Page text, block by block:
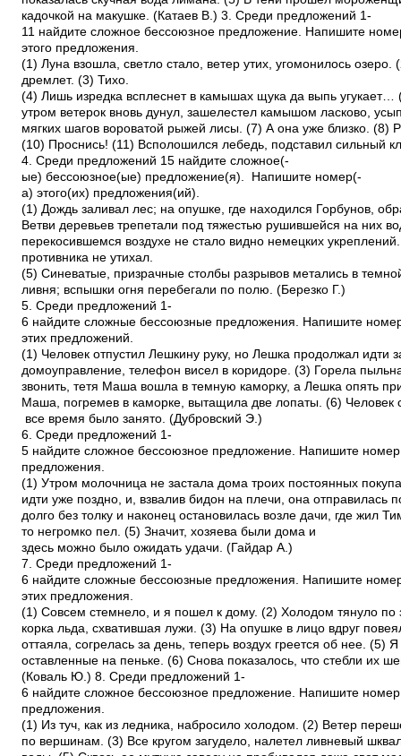
кадочкой на макушке. (Катаев В.) 3. Среди предложений 1­
11 найдите сложное бессоюзное предложение. Напишите
этого предложения.
(1) Луна взошла, светло стало, ветер утих, угомонилось
дремлет. (3) Тихо.
(4) Лишь изредка всплеснет в камышах щука да выпь
утром ветерок вновь дунул, зашелестел камышом ласково,
мягких шагов вороватой рыжей лисы. (7) А она уже близко.
(10) Проснись! (11) Всполошился лебедь, подставил сильный
4. Среди предложений 1­5 найдите сложное(­
ые) бессоюзное(­ые) предложение(­я). Напишите номер(­
а) этого(­их) предложения(­ий).
(1) Дождь заливал лес; на опушке, где находился Горбунов,
Ветви деревьев трепетали под тяжестью рушившейся на них
перекосившемся воздухе не стало видно немецких
противника не утихал.
(5) Синеватые, призрачные столбы разрывов метались в
ливня; вспышки огня перебегали по полю. (Березко Г.)
5. Среди предложений 1­
6 найдите сложные бессоюзные предложения. Напишите
этих предложений.
(1) Человек отпустил Лешкину руку, но Лешка продолжал
домоуправление, телефон висел в коридоре. (3) Горела
звонить, тетя Маша вошла в темную каморку, а Лешка опять
Маша, погремев в каморке, вытащила две лопаты. (6) Человек
все время было занято. (Дубровский Э.)
6. Среди предложений 1­
5 найдите сложное бессоюзное предложение. Напишите номер
предложения.
(1) Утром молочница не застала дома троих постоянных
идти уже поздно, и, взвалив бидон на плечи, она отправилась
долго без толку и наконец остановилась возле дачи, где жил
то негромко пел. (5) Значит, хозяева были дома и
здесь можно было ожидать удачи. (Гайдар А.)
7. Среди предложений 1­
6 найдите сложные бессоюзные предложения. Напишите
этих предложения.
(1) Совсем стемнело, и я пошел к дому. (2) Холодом тянуло по
корка льда, схватившая лужи. (3) На опушке в лицо вдруг
оттаяла, согрелась за день, теперь воздух греется об нее.
оставленные на пеньке. (6) Снова показалось, что стебли их
(Коваль Ю.) 8. Среди предложений 1­
6 найдите сложное бессоюзное предложение. Напишите номер
предложения.
(1) Из туч, как из ледника, набросило холодом. (2) Ветер
по вершинам. (3) Все кругом загудело, налетел ливневый